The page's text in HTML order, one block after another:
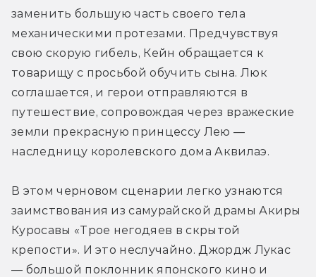
заменить бoльшую часть своего тела
механическими протезами. Предчувствуя
свою скорую гибель, Кейн обращается к
товарищу с просьбой обучить сына. Люк
соглашается, и герои отправляются в
путешествие, сопровождая через вражеские
земли прекрасную принцессу Лею —
наследницу королевского дома Аквилаэ.
В этом черновом сценарии легко узнаются
заимствования из самурайской драмы Акиры
Куросавы «Трое негодяев в скрытой
крепости». И это неслучайно. Джордж Лукас
— большой поклонник японского кино и